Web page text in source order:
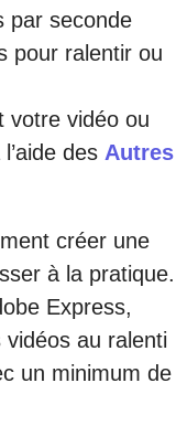
par seconde
pour ralentir ou
votre vidéo ou
des Autres
créer une
à la pratique.
Express,
au ralenti
un minimum de